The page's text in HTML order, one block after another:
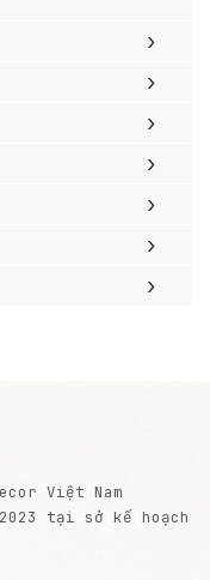
›
›
›
›
›
›
›
Việt Nam
2023 tại sở kế hoạch